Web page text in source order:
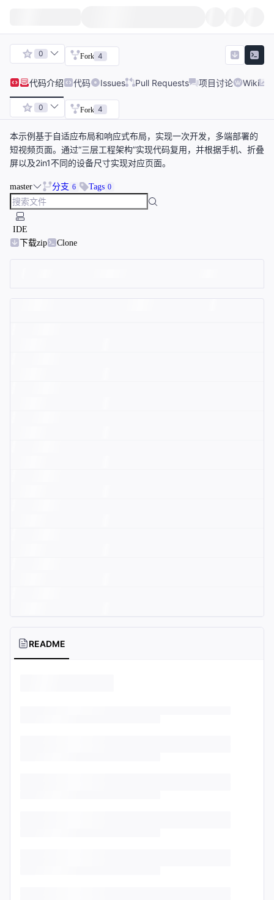
0 Fork 4
代码介绍 代码 Issues Pull Requests 项目讨论 Wiki
0 Fork 4
本示例基于自适应布局和响应式布局，实现一次开发，多端部署的
短视频页面。通过“三层工程架构”实现代码复用，并根据手机、折叠
屏以及2in1不同的设备尺寸实现对应页面。
master 分支 6 Tags 0
IDE
下载zip
Clone
README